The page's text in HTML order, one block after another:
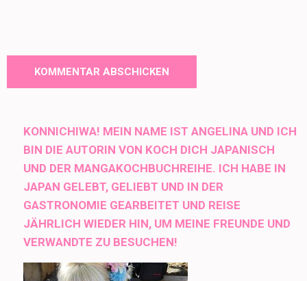
KONNICHIWA! MEIN NAME IST ANGELINA UND ICH
BIN DIE AUTORIN VON KOCH DICH JAPANISCH
UND DER MANGAKOCHBUCHREIHE. ICH HABE IN
JAPAN GELEBT, GELIEBT UND IN DER
GASTRONOMIE GEARBEITET UND REISE
JÄHRLICH WIEDER HIN, UM MEINE FREUNDE UND
VERWANDTE ZU BESUCHEN!